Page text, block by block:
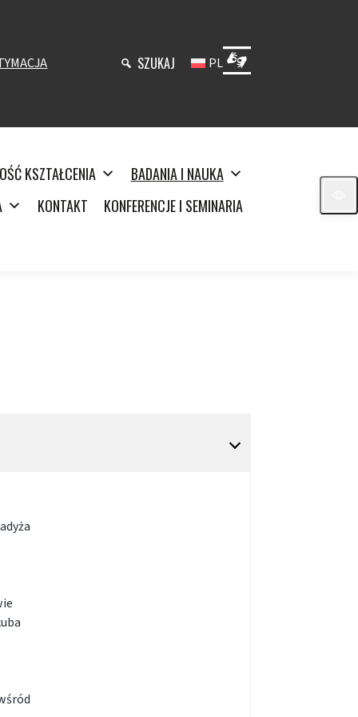
SZUKAJ PL
KSZTAŁCENIA
BADANIA I NAUKA
KONTAKT KONFERENCJE I SEMINARIA